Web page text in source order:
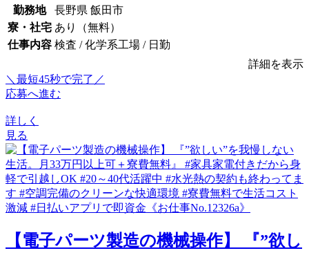
勤務地
長野県 飯田市
寮・社宅 あり（無料）
仕事内容 検査 / 化学系工場 / 日勤
詳細を表示
＼最短45秒で完了／
応募へ進む
詳しく
見る
【電子パーツ製造の機械操作】 『”欲し